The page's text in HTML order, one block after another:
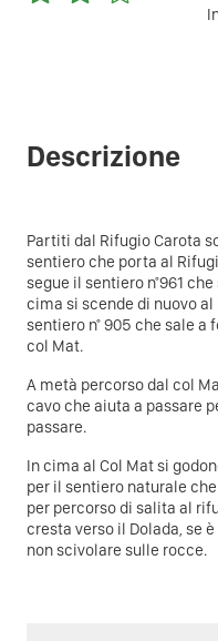
Descrizione
Partiti dal Rifugio Carota
sentiero che porta al
segue il sentiero n°961
cima si scende di nuovo
sentiero n° 905 che sale
col Mat.
A metà percorso dal col
cavo che aiuta a passare
passare.
In cima al Col Mat si
per il sentiero naturale
per percorso di salita al
cresta verso il Dolada, se
non scivolare sulle rocce.